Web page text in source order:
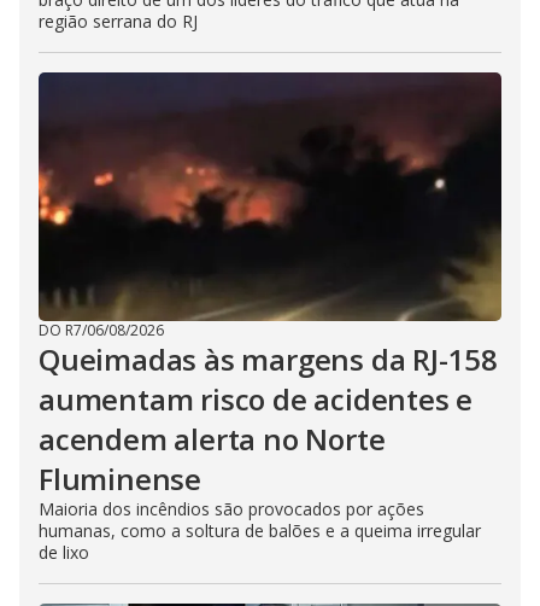
região serrana do RJ
DO R7/06/08/2026
Queimadas às margens da RJ-158
aumentam risco de acidentes e
acendem alerta no Norte
Fluminense
Maioria dos incêndios são provocados por ações
humanas, como a soltura de balões e a queima irregular
de lixo